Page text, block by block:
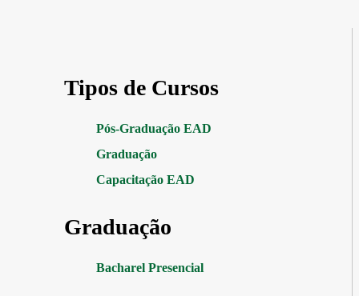
Tipos de Cursos
Pós-Graduação EAD
Graduação
Capacitação EAD
Graduação
Bacharel Presencial